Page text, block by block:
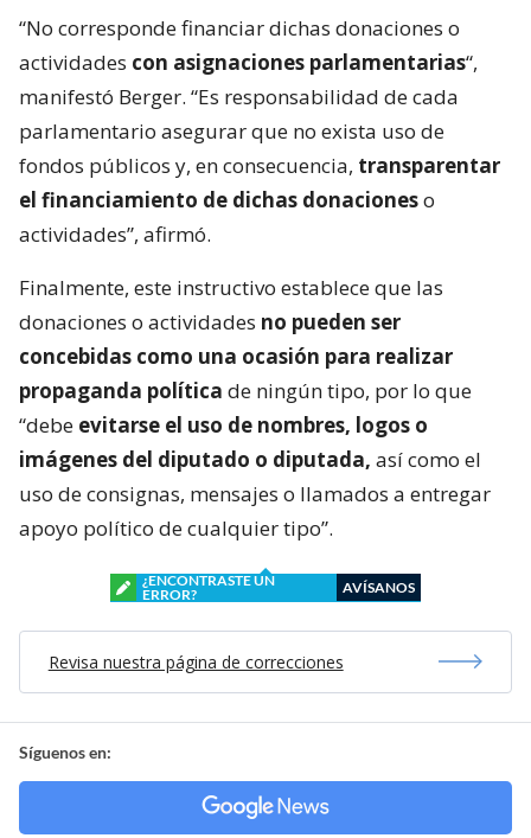
“No corresponde financiar dichas donaciones o
actividades con asignaciones parlamentarias“,
manifestó Berger. “Es responsabilidad de cada
parlamentario asegurar que no exista uso de
fondos públicos y, en consecuencia, transparentar
el financiamiento de dichas donacioneso
actividades”, afirmó.
Finalmente, este instructivo establece que las
donaciones o actividades no pueden ser
concebidas como una ocasión para realizar
propaganda política de ningún tipo, por lo que
“debe evitarse el uso de nombres, logos o
imágenes del diputado o diputada, así como el
uso de consignas, mensajes o llamados a entregar
apoyo político de cualquier tipo”.
¿ENCONTRASTE UN
ERROR?
AVÍSANOS
Revisa nuestra página de correcciones
Síguenos en: